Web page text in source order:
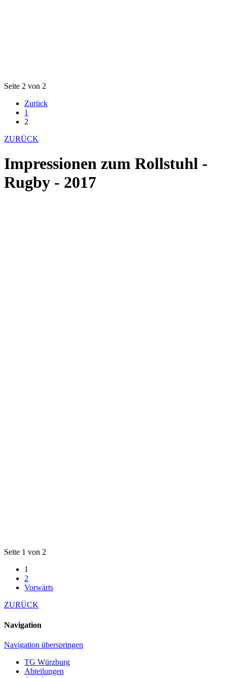
Seite 2 von 2
Zurück
1
2
ZURÜCK
Impressionen zum Rollstuhl -
Rugby - 2017
Seite 1 von 2
1
2
Vorwärts
ZURÜCK
Navigation
Navigation überspringen
TG Würzburg
Abteilungen